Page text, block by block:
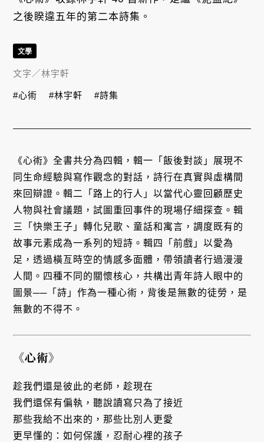
之後睽違五年的第二本詩集。
《心術》全書共分為四輯，輯一「飯後對談」展現不
同生命經驗與寫作觀念的對話，詩行在真實與虛構間
來回辯證。輯二「路上的行人」以當代心靈回顧歷史
人物與社會議題，試圖重回事件的現場仔細探查。輯
三「快樂王子」轉化兒歌、童話和寓言，調度既有的
故事元素成為一系列的短詩。輯四「前戲」以愛為
足，透過橫亙時空的情感多面體，帶領讀者行過漫漫
人間。四種不同的關懷核心，共構出青年詩人眼中的
圖景──「詩」作為一種心術，背後是無數的徒勞，是
無數的不得不。
《心術》
趁我們還是彼此的老師，趁現在
我們還保有偏執，聽說讀寫只為了接近
那些我給不出來的，那些比別人更愛
更早懂的：如何保護，忍耐心裡的孩子
文學
文字／林宇軒
#心術 #林宇軒 #詩集